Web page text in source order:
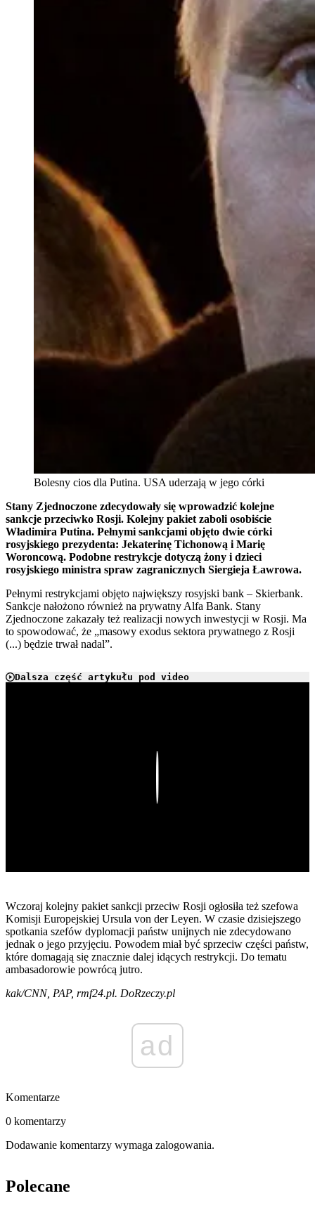
Bolesny cios dla Putina. USA uderzają w jego córki
Stany Zjednoczone zdecydowały się wprowadzić kolejne
sankcje przeciwko Rosji. Kolejny pakiet zaboli osobiście
Władimira Putina. Pełnymi sankcjami objęto dwie córki
rosyjskiego prezydenta: Jekaterinę Tichonową i Marię
Woroncową. Podobne restrykcje dotyczą żony i dzieci
rosyjskiego ministra spraw zagranicznych Siergieja Ławrowa.
Pełnymi restrykcjami objęto największy rosyjski bank – Skierbank.
Sankcje nałożono również na prywatny Alfa Bank. Stany
Zjednoczone zakazały też realizacji nowych inwestycji w Rosji. Ma
to spowodować, że „masowy exodus sektora prywatnego z Rosji
(...) będzie trwał nadal”.
Dalsza część artykułu pod video
Wczoraj kolejny pakiet sankcji przeciw Rosji ogłosiła też szefowa
Komisji Europejskiej Ursula von der Leyen. W czasie dzisiejszego
spotkania szefów dyplomacji państw unijnych nie zdecydowano
jednak o jego przyjęciu. Powodem miał być sprzeciw części państw,
które domagają się znacznie dalej idących restrykcji. Do tematu
ambasadorowie powrócą jutro.
kak/CNN, PAP, rmf24.pl. DoRzeczy.pl
ad
Komentarze
0 komentarzy
Dodawanie komentarzy wymaga zalogowania.
Polecane